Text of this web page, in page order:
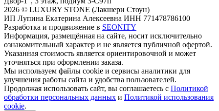
2026 © LUXURY STONE (Лакшери Стоун)
ИП Лупина Екатерина Алексеевна ИНН 771478786100
Разработка и продвижение в SEONITY
Информация, размещённая на сайте, носит исключительно
ознакомительный характер и не является публичной офертой.
Указанная стоимость является ориентировочной и может
уточняться при оформлении заказа.
Мы используем файлы cookie и сервисы аналитики для
улучшения работы сайта и удобства пользователей.
Продолжая использовать сайт, вы соглашаетесь с Политикой
обработки персональных данных и Политикой использования
cookie.